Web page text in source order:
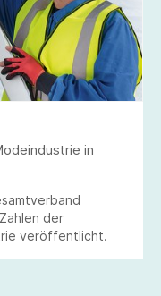
in
der
veröffentlicht.